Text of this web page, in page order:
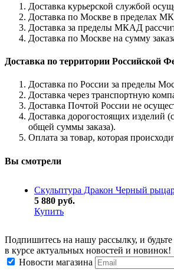
Доставка курьерской службой
Доставка по Москве в пределах
Доставка за пределы МКАД
Доставка по Москве на сумму
Доставка по территории Российской
Доставка по России за пределы
Доставка через транспортную
Доставка Почтой России не
Доставка дорогостоящих изделий
общей суммы заказа).
Оплата за товар, которая
Вы смотрели
Скульптура Дракон Черный
5 880 руб.
Купить
Подпишитесь на нашу рассылку, и будьте
в курсе актуальных новостей и новинок!
Новости магазина